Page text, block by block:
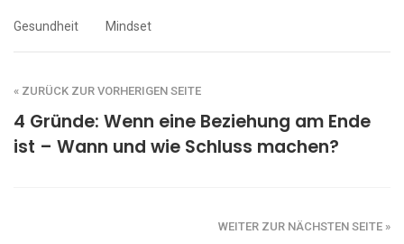
Gesundheit Mindset
« ZURÜCK ZUR VORHERIGEN SEITE
4 Gründe: Wenn eine Beziehung am Ende
ist – Wann und wie Schluss machen?
WEITER ZUR NÄCHSTEN SEITE »